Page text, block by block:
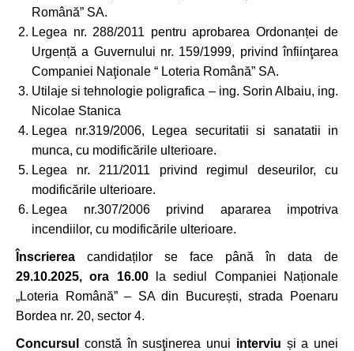
Română” SA.
Legea nr. 288/2011 pentru aprobarea Ordonanței de
Urgență a Guvernului nr. 159/1999, privind înfiinţarea
Companiei Naţionale “ Loteria Română” SA.
Utilaje si tehnologie poligrafica – ing. Sorin Albaiu, ing.
Nicolae Stanica
Legea nr.319/2006, Legea securitatii si sanatatii in
munca, cu modificările ulterioare.
Legea nr. 211/2011 privind regimul deseurilor, cu
modificările ulterioare.
Legea nr.307/2006 privind apararea impotriva
incendiilor, cu modificările ulterioare.
Înscrierea candidaților se face până în data de
29.10.2025, ora 16.00la sediul Companiei Naționale
„Loteria Română” – SA din București, strada Poenaru
Bordea nr. 20, sector 4.
Concursul constă în susţinerea unui interviu și a unei